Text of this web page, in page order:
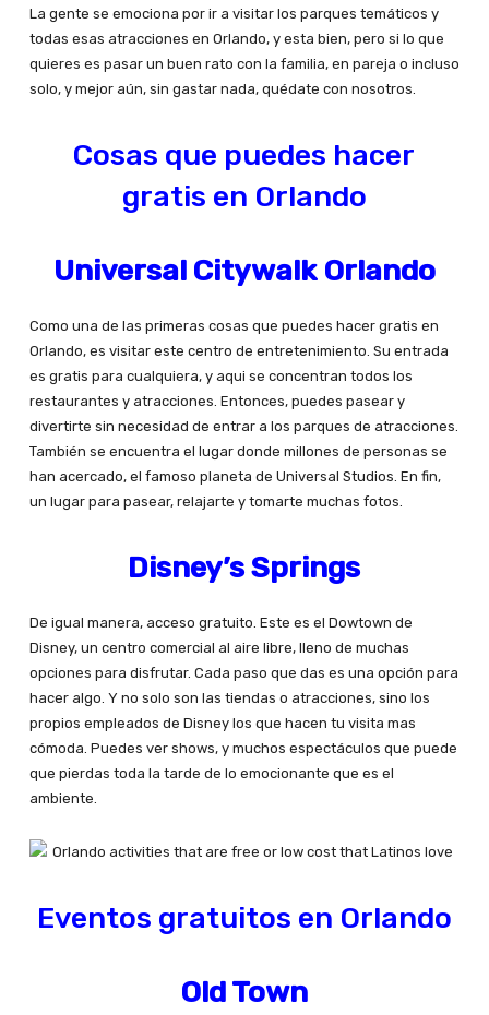
La gente se emociona por ir a visitar los parques temáticos y
todas esas atracciones en Orlando, y esta bien, pero si lo que
quieres es pasar un buen rato con la familia, en pareja o incluso
solo, y mejor aún, sin gastar nada, quédate con nosotros.
Cosas que puedes hacer
gratis en Orlando
Universal Citywalk Orlando
Como una de las primeras cosas que puedes hacer gratis en
Orlando, es visitar este centro de entretenimiento. Su entrada
es gratis para cualquiera, y aqui se concentran todos los
restaurantes y atracciones. Entonces, puedes pasear y
divertirte sin necesidad de entrar a los parques de atracciones.
También se encuentra el lugar donde millones de personas se
han acercado, el famoso planeta de Universal Studios. En fin,
un lugar para pasear, relajarte y tomarte muchas fotos.
Disney’s Springs
De igual manera, acceso gratuito. Este es el Dowtown de
Disney, un centro comercial al aire libre, lleno de muchas
opciones para disfrutar. Cada paso que das es una opción para
hacer algo. Y no solo son las tiendas o atracciones, sino los
propios empleados de Disney los que hacen tu visita mas
cómoda. Puedes ver shows, y muchos espectáculos que puede
que pierdas toda la tarde de lo emocionante que es el
ambiente.
Eventos gratuitos en Orlando
Old Town